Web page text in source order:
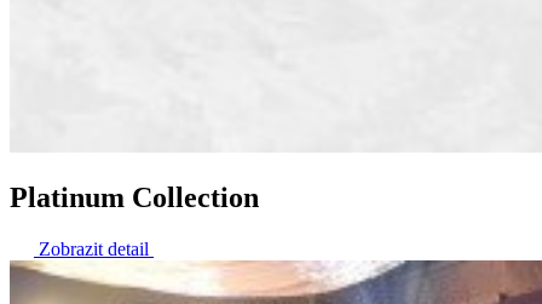
Platinum Collection
Zobrazit detail